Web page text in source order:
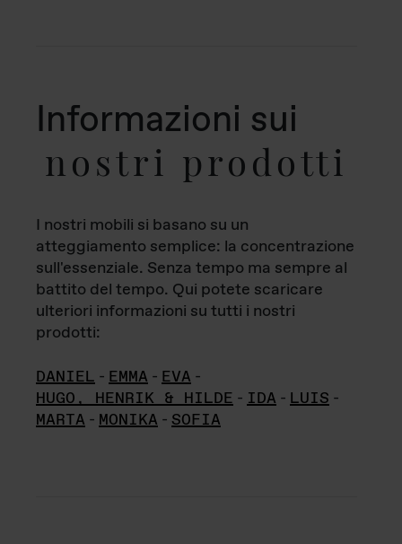
Informazioni sui
nostri prodotti
I nostri mobili si basano su un
atteggiamento semplice: la concentrazione
sull'essenziale. Senza tempo ma sempre al
battito del tempo. Qui potete scaricare
ulteriori informazioni su tutti i nostri
prodotti:
DANIEL - EMMA - EVA -
HUGO, HENRIK & HILDE - IDA - LUIS -
MARTA - MONIKA - SOFIA